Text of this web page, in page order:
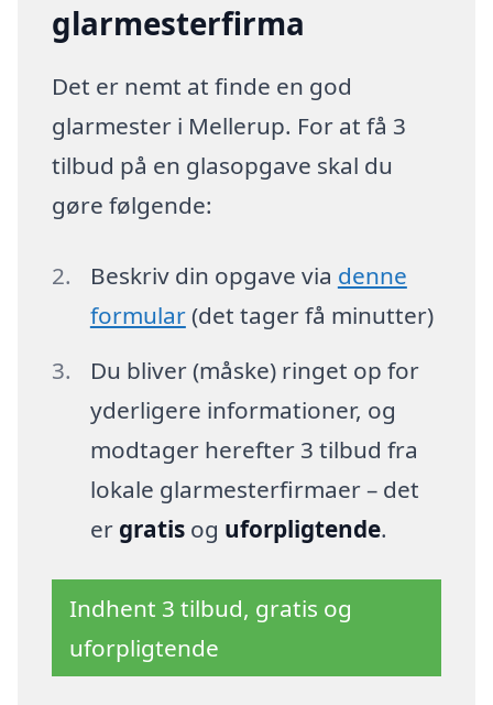
glarmesterfirma
Det er nemt at finde en god
glarmester i Mellerup. For at få 3
tilbud på en glasopgave skal du
gøre følgende:
Beskriv din opgave via denne
formular(det tager få minutter)
Du bliver (måske) ringet op for
yderligere informationer, og
modtager herefter 3 tilbud fra
lokale glarmesterfirmaer – det
er gratisog uforpligtende.
Indhent 3 tilbud, gratis og
uforpligtende